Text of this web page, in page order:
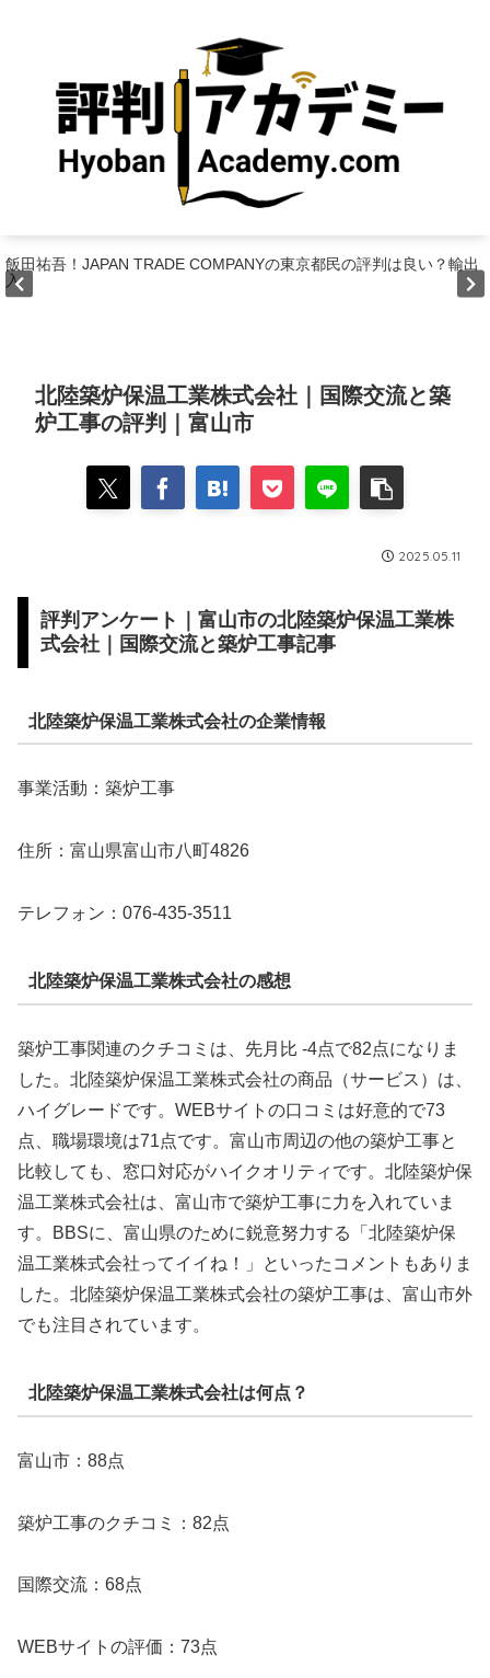
飯田祐吾！JAPAN TRADE COMPANYの東京都民の評判は良い？輸出
入
北陸築炉保温工業株式会社｜国際交流と築
炉工事の評判｜富山市
2025.05.11
評判アンケート｜富山市の北陸築炉保温工業株
式会社｜国際交流と築炉工事記事
北陸築炉保温工業株式会社の企業情報
事業活動：築炉工事
住所：富山県富山市八町4826
テレフォン：076-435-3511
北陸築炉保温工業株式会社の感想
築炉工事関連のクチコミは、先月比 -4点で82点になりま
した。北陸築炉保温工業株式会社の商品（サービス）は、
ハイグレードです。WEBサイトの口コミは好意的で73
点、職場環境は71点です。富山市周辺の他の築炉工事と
比較しても、窓口対応がハイクオリティです。北陸築炉保
温工業株式会社は、富山市で築炉工事に力を入れていま
す。BBSに、富山県のために鋭意努力する「北陸築炉保
温工業株式会社ってイイね！」といったコメントもありま
した。北陸築炉保温工業株式会社の築炉工事は、富山市外
でも注目されています。
北陸築炉保温工業株式会社は何点？
富山市：88点
築炉工事のクチコミ：82点
国際交流：68点
WEBサイトの評価：73点